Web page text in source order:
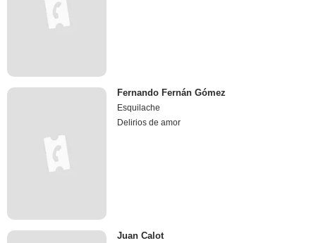
Fernando Fernán Gómez
Esquilache
Delirios de amor
Juan Calot